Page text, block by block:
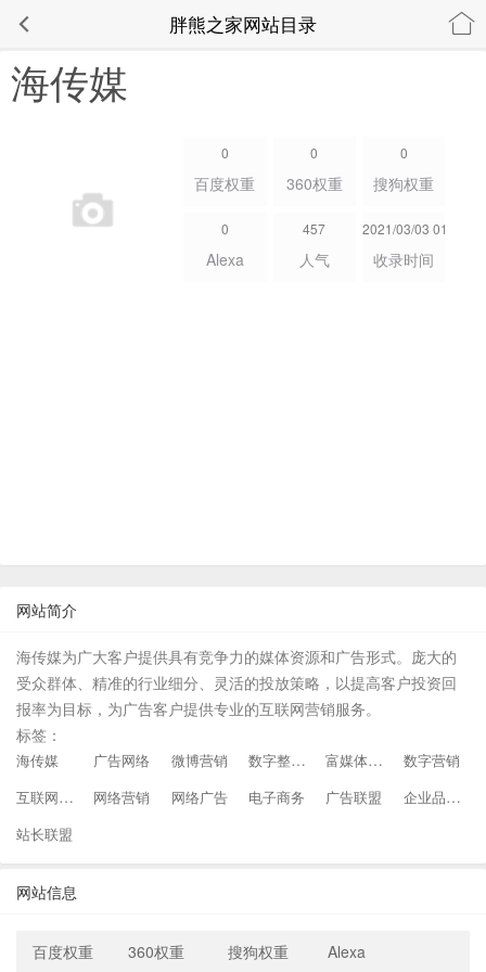
胖熊之家网站目录
海传媒
0
百度权重
0
360权重
0
搜狗权重
0
Alexa
457
人气
2021/03/03 01:24:12
收录时间
网站简介
海传媒为广大客户提供具有竞争力的媒体资源和广告形式。庞大的
受众群体、精准的行业细分、灵活的投放策略，以提高客户投资回
报率为目标，为广告客户提供专业的互联网营销服务。
标签：
海传媒 广告网络 微博营销 数字整合平台 富媒体广告 数字营销
互联网营销 网络营销 网络广告 电子商务 广告联盟 企业品牌推广
站长联盟
网站信息
百度权重 360权重 搜狗权重 Alexa